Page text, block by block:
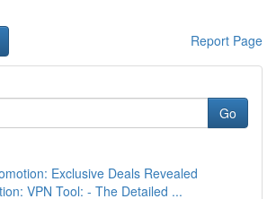
Report Page
Go
Exclusive Deals Revealed
VPN Tool: - The Detailed ...